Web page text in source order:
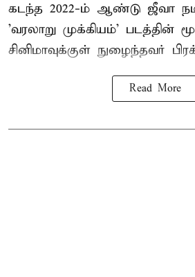
கடந்த 2022-ம் ஆண்டு ஜீவா
'வரலாறு முக்கியம்' படத்தின்
சினிமாவுக்குள் நுழைந்தவர்
Read More